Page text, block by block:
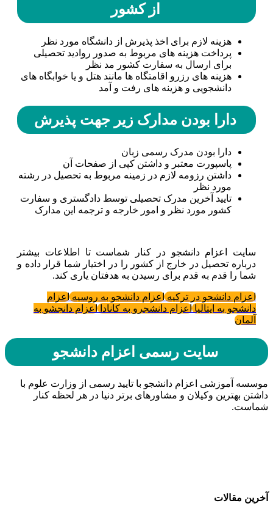
از کشور
هزینه لازم برای اخذ پذیرش از دانشگاه مورد نظر
پرداخت هزینه های مربوط به صدور روادید تحصیلی
برای ارسال به سفارت کشور مد نظر
هزینه های رزرو اقامتگاه ها مانند هتل و یا خوابگاه های
دانشجویی و هزینه های رفت و آمد
دارا بودن مدارک زیر جهت پذیرش
دارا بودن مدرک رسمی زبان
پاسپورت معتبر و داشتن کپی از صفحات آن
داشتن رزومه لازم در زمینه مربوط به تحصیل در رشته
مورد نظر
تایید آخرین مدرک تحصیلی توسط دادگستری و سفارت
کشور مورد نظر و امور خارجه و ترجمه این مدارک
سایت اعزام دانشجو در کنار شماست تا اطلاعات بیشتر
درباره تحصیل در خارج از کشور را در اختیار شما قرار داده و
شما را قدم به قدم برای رسیدن به هدفتان یاری کند.
اعزام دانشجو در ترکیه اعزام دانشجو به روسیه اعزام
دانشجو به ایتالیا اعزام دانشجرو به کانادا اعزام دانجشو به
آلمان
سایت رسمی اعزام دانشجو
موسسه آموزشی اعزام دانشجو با تایید رسمی از وزارت علوم با
داشتن بهترین وکیلان و مشاورهای برتر دنیا در هر لحظه کنار
شماست.
آخرین مقالات